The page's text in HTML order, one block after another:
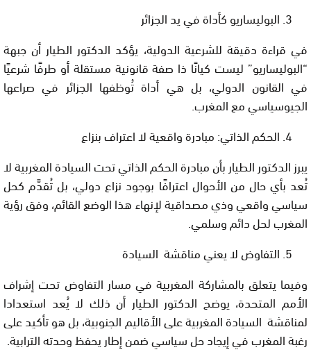
البوليساريو كأداة في يد الجزائر
في قراءة دقيقة للشرعية الدولية، يؤكد الدكتور الطيار أن جبهة
“البوليساريو” ليست كيانًا ذا صفة قانونية مستقلة أو طرفًا شرعيًا
في القانون الدولي، بل هي أداة تُوظفها الجزائر في صراعها
الجيوسياسي مع المغرب.
الحكم الذاتي: مبادرة واقعية لا اعتراف بنزاع
يبرز الدكتور الطيار بأن مبادرة الحكم الذاتي تحت السيادة المغربية لا
تُعد بأي حال من الأحوال اعترافًا بوجود نزاع دولي، بل تُقدَّم كحل
سياسي واقعي وذي مصداقية لإنهاء هذا الوضع القائم، وفق رؤية
المغرب لحل دائم وسلمي.
التفاوض لا يعني مناقشة السيادة
وفيما يتعلق بالمشاركة المغربية في مسار التفاوض تحت إشراف
الأمم المتحدة، يوضح الدكتور الطيار أن ذلك لا يُعد استعدادا
لمناقشة السيادة المغربية على الأقاليم الجنوبية، بل هو تأكيد على
رغبة المغرب في إيجاد حل سياسي ضمن إطار يحفظ وحدته الترابية.